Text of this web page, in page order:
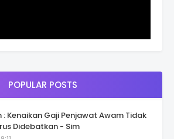
POPULAR POSTS
: Kenaikan Gaji Penjawat Awam Tidak
Didebatkan - Sim